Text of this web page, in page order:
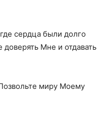
сердца были долго
Мне и отдавать
миру Моему